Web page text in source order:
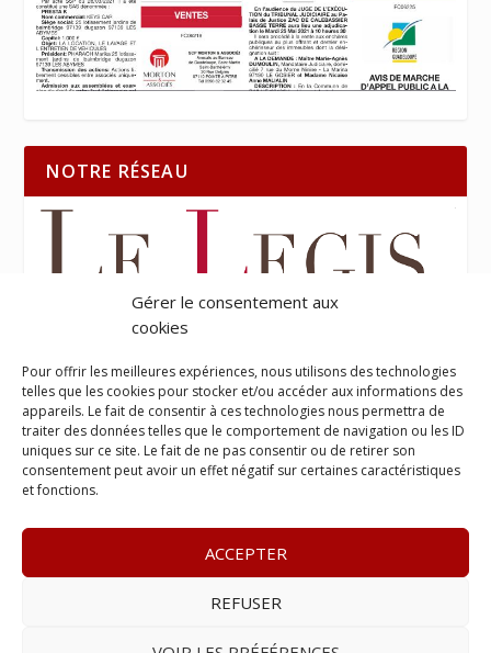
Gérer le consentement aux
cookies
Pour offrir les meilleures expériences, nous utilisons des technologies
telles que les cookies pour stocker et/ou accéder aux informations des
appareils. Le fait de consentir à ces technologies nous permettra de
traiter des données telles que le comportement de navigation ou les ID
uniques sur ce site. Le fait de ne pas consentir ou de retirer son
consentement peut avoir un effet négatif sur certaines caractéristiques
et fonctions.
ACCEPTER
REFUSER
NOTRE RÉSEAU
– www.leprobant.fr –